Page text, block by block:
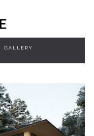
GALLERY